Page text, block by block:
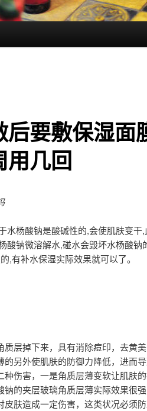
要敷保湿面
用几回
水杨酸钠是酸碱性的,会使肌肤变干
酸钠微溶解水,碰水会毁坏水杨酸钠
,有补水保湿实际效果就可以了。
层掉下来，具有消除痘印，去黄
另外使肌肤的防御力降低，进而
伤害，一是角质层薄变软让肌肤
的夹层玻璃角质层薄实际效果很
肤造成一定伤害，这类状况必须防